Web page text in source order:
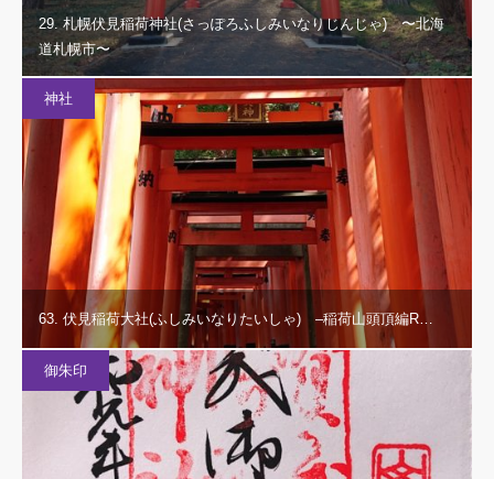
29. 札幌伏見稲荷神社(さっぽろふしみいなりじんじゃ) 〜北海
道札幌市〜
神社
63. 伏見稲荷大社(ふしみいなりたいしゃ) –稲荷山頭頂編R…
御朱印